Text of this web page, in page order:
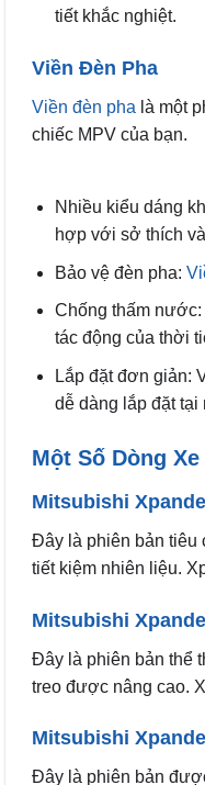
tiết khắc nghiệt.
Viền Đèn Pha
Viền đèn pha là một
chiếc MPV của bạn.
Nhiều kiểu dáng
hợp với sở thích
Bảo vệ đèn pha:
Chống thấm nước:
tác động của thời
Lắp đặt đơn giản:
dễ dàng lắp đặt
Một Số Dòng
Mitsubishi
Đây là phiên bản tiêu
tiết kiệm nhiên liệu.
Mitsubishi
Đây là phiên bản thể
treo được nâng cao.
Mitsubishi
Đây là phiên bản